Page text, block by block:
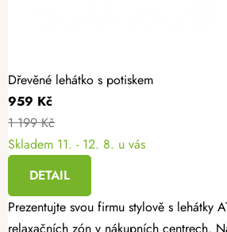
Dřevěné lehátko s potiskem
959 Kč
1 199 Kč
Skladem 11. - 12. 8. u vás
DETAIL
Prezentujte svou firmu stylově s lehátky
relaxačních zón v nákupních centrech.